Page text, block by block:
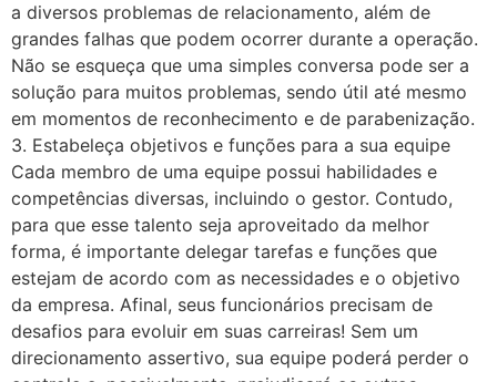
a diversos problemas de relacionamento, além de
grandes falhas que podem ocorrer durante a operação.
Não se esqueça que uma simples conversa pode ser a
solução para muitos problemas, sendo útil até mesmo
em momentos de reconhecimento e de parabenização.
3. Estabeleça objetivos e funções para a sua equipe
Cada membro de uma equipe possui habilidades e
competências diversas, incluindo o gestor. Contudo,
para que esse talento seja aproveitado da melhor
forma, é importante delegar tarefas e funções que
estejam de acordo com as necessidades e o objetivo
da empresa. Afinal, seus funcionários precisam de
desafios para evoluir em suas carreiras! Sem um
direcionamento assertivo, sua equipe poderá perder o